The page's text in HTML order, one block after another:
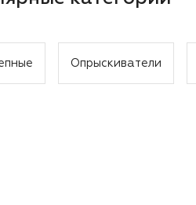
Опрыскиватели